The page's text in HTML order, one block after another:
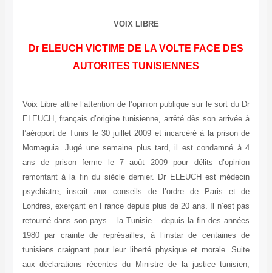
VOIX LIBRE
Dr ELEUCH VICTIME DE LA VOLTE FACE DES
AUTORITES TUNISIENNES
Voix Libre attire l’attention de l’opinion publique sur le sort du Dr
ELEUCH, français d’origine tunisienne, arrêté dès son arrivée à
l’aéroport de Tunis le 30 juillet 2009 et incarcéré à la prison de
Mornaguia. Jugé une semaine plus tard, il est condamné à 4
ans de prison ferme le 7 août 2009 pour délits d’opinion
remontant à la fin du siècle dernier. Dr ELEUCH est médecin
psychiatre, inscrit aux conseils de l’ordre de Paris et de
Londres, exerçant en France depuis plus de 20 ans. Il n’est pas
retourné dans son pays – la Tunisie – depuis la fin des années
1980 par crainte de représailles, à l’instar de centaines de
tunisiens craignant pour leur liberté physique et morale. Suite
aux déclarations récentes du Ministre de la justice tunisien,